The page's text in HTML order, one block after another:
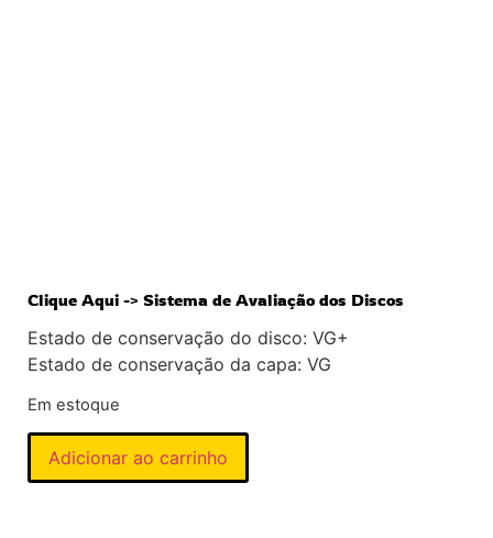
Clique Aqui -> Sistema de Avaliação dos Discos
Estado de conservação do disco: VG+
Estado de conservação da capa: VG
Em estoque
Adicionar ao carrinho